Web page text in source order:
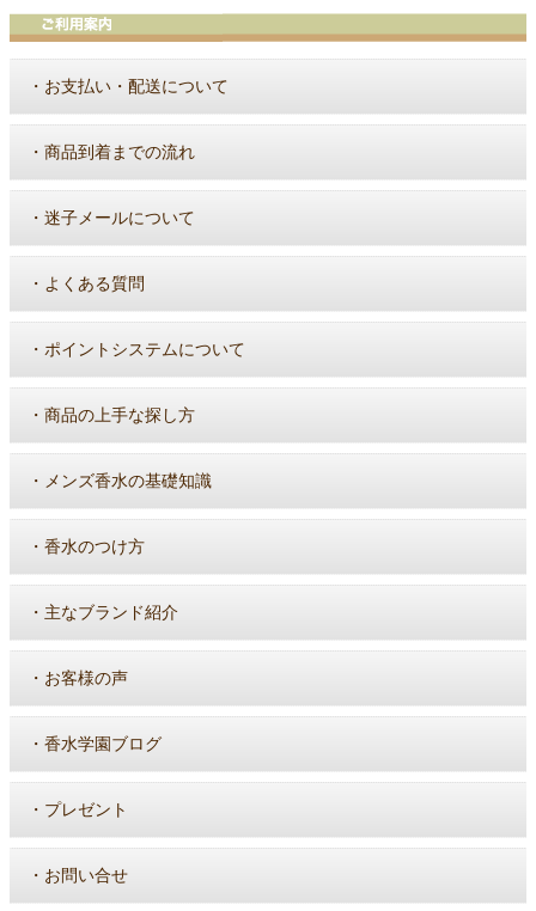
・ お支払い・配送について
・ 商品到着までの流れ
・ 迷子メールについて
・ よくある質問
・ ポイントシステムについて
・ 商品の上手な探し方
・ メンズ香水の基礎知識
・ 香水のつけ方
・ 主なブランド紹介
・ お客様の声
・ 香水学園ブログ
・ プレゼント
・ お問い合せ